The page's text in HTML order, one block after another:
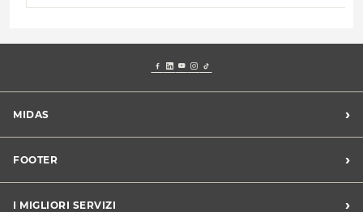
MIDAS ›
Blog dell'automobilista
Lavora con noi
Chi siamo
FOOTER ›
I MIGLIORI SERVIZI ›